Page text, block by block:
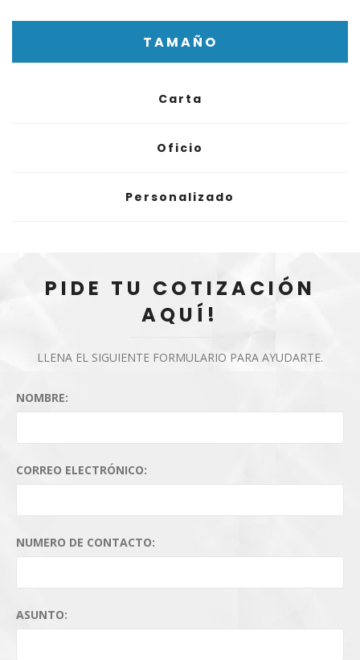
TAMAÑO
Carta
Oficio
Personalizado
PIDE TU COTIZACIÓN
AQUÍ!
LLENA EL SIGUIENTE FORMULARIO PARA AYUDARTE.
NOMBRE:
CORREO ELECTRÓNICO:
NUMERO DE CONTACTO:
ASUNTO: